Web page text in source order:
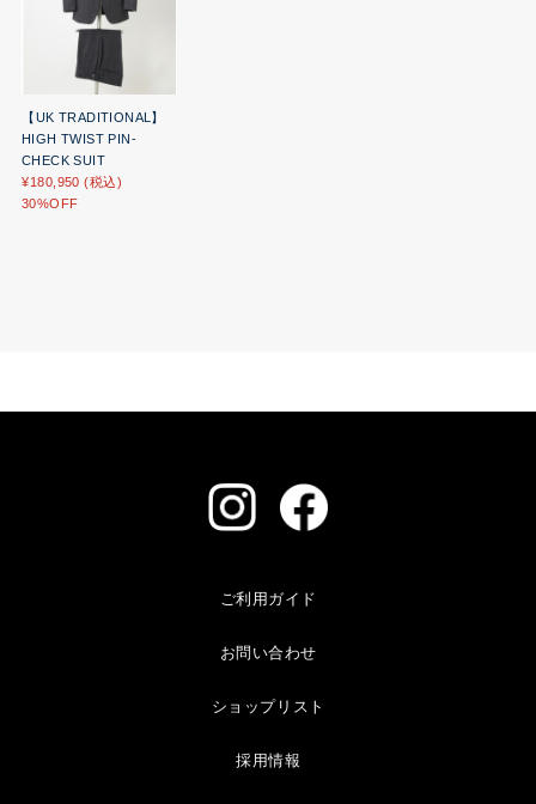
【UK TRADITIONAL】
HIGH TWIST PIN-
CHECK SUIT
¥180,950 (税込)
30%OFF
ご利用ガイド
お問い合わせ
ショップリスト
採用情報